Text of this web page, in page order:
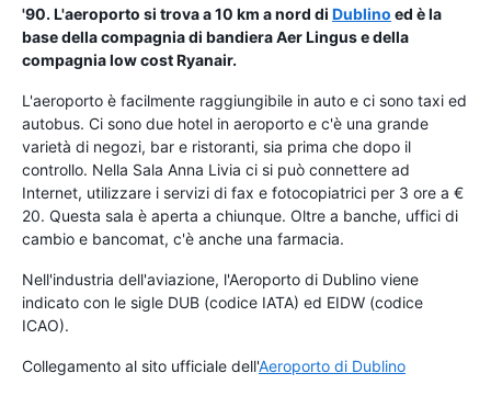
'90. L'aeroporto si trova a 10 km a nord di Dublino ed è la
base della compagnia di bandieraAer Linguse della
compagnia low cost Ryanair.
L'aeroporto è facilmente raggiungibile in auto e ci sono taxi ed
autobus. Ci sono due hotel in aeroporto e c'è una grande
varietà di negozi, bar e ristoranti, sia prima che dopo il
controllo. Nella Sala Anna Livia ci si può connettere ad
Internet, utilizzare i servizi di fax e fotocopiatrici per 3 ore a €
20. Questa sala è aperta a chiunque. Oltre a banche, uffici di
cambio e bancomat, c'è anche una farmacia.
Nell'industria dell'aviazione, l'Aeroporto di Dublino viene
indicato con le sigle DUB (codice IATA) ed EIDW (codice
ICAO).
Collegamento al sito ufficiale dell'Aeroporto di Dublino